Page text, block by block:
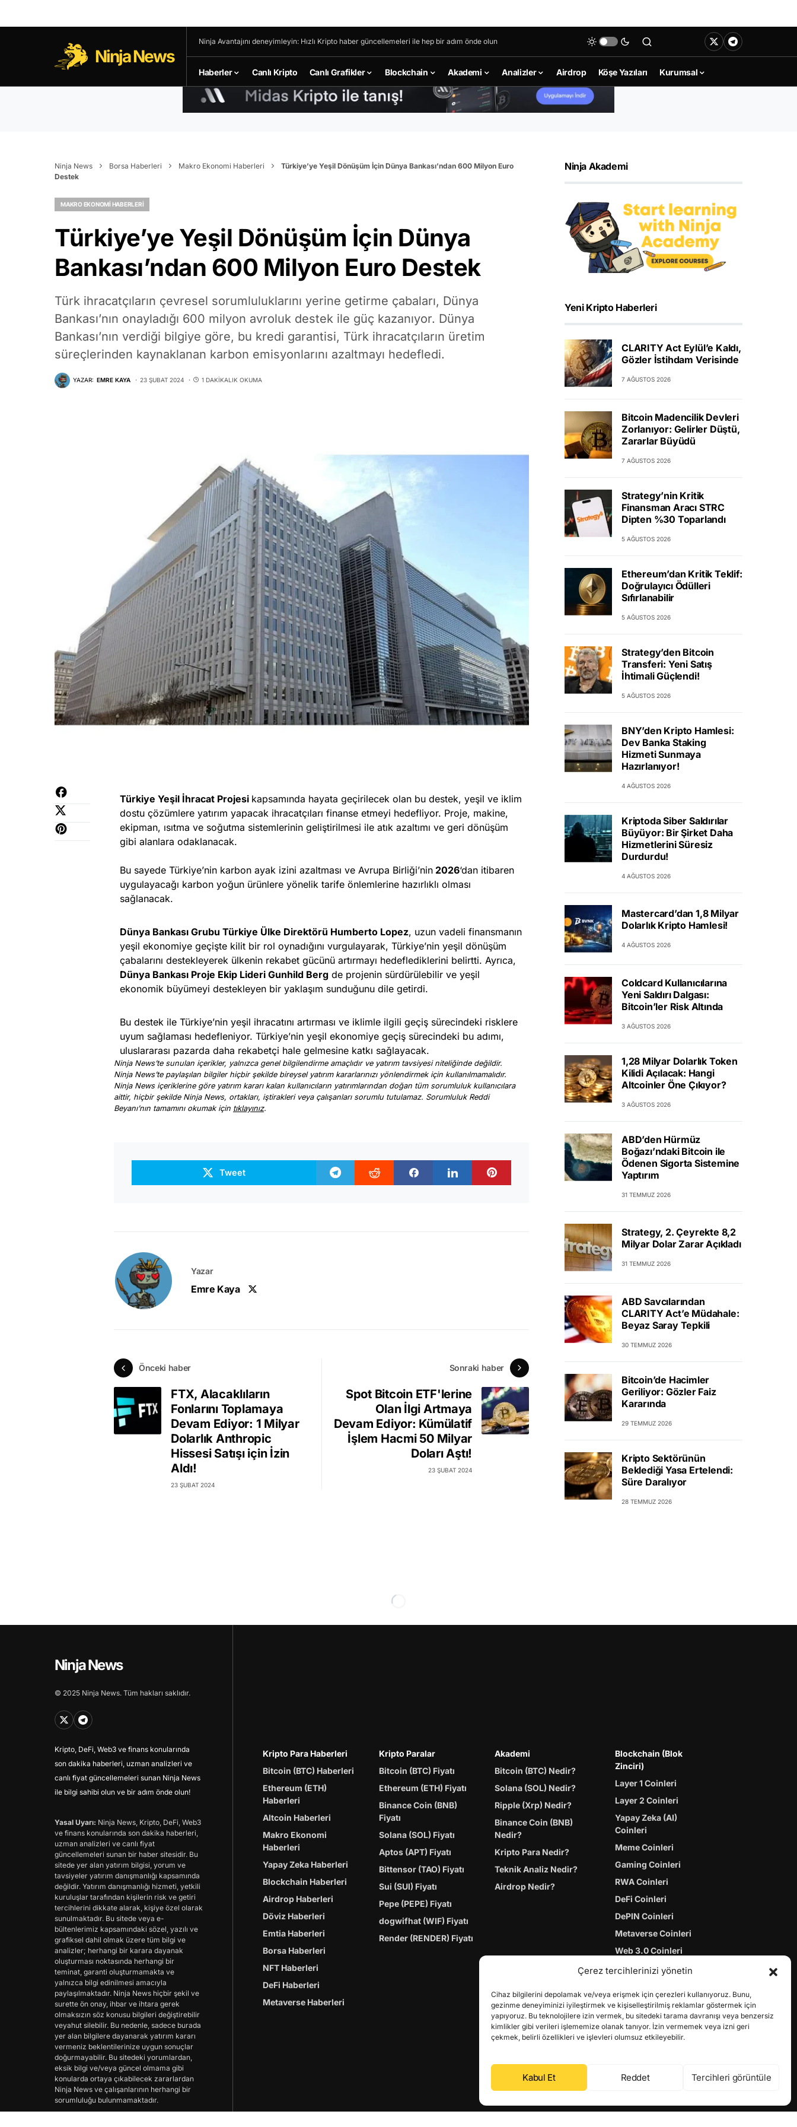
Çerez tercihlerinizi yönetin
Cihaz bilgilerini depolamak ve/veya erişmek için çerezleri kullanıyoruz. Bunu,
gezinme deneyiminizi iyileştirmek ve kişiselleştirilmiş reklamlar göstermek için
yapıyoruz. Bu teknolojilere izin vermek, bu sitedeki tarama davranışı veya benzersiz
kimlikler gibi verileri işlememize olanak tanıyor. İzin vermemek veya izni geri
çekmek, belirli özellikleri ve işlevleri olumsuz etkileyebilir.
Kabul Et Reddet Tercihleri görüntüle
Ninja News
Ninja Avantajını deneyimleyin: Hızlı Kripto haber güncellemeleri ile hep bir adım önde olun
Haberler Canlı Kripto Canlı Grafikler Blockchain Akademi Analizler Airdrop Köşe Yazıları Kurumsal
Ninja News Borsa Haberleri Makro Ekonomi Haberleri
Türkiye’ye Yeşil Dönüşüm İçin Dünya Bankası’ndan 600 Milyon Euro
Destek
MAKRO EKONOMI HABERLERI
Türkiye’ye Yeşil Dönüşüm İçin Dünya
Bankası’ndan 600 Milyon Euro Destek
Türk ihracatçıların çevresel sorumluluklarını yerine getirme çabaları, Dünya
Bankası’nın onayladığı 600 milyon avroluk destek ile güç kazanıyor. Dünya
Bankası’nın verdiği bilgiye göre, bu kredi garantisi, Türk ihracatçıların üretim
süreçlerinden kaynaklanan karbon emisyonlarını azaltmayı hedefledi.
YAZAR: EMRE KAYA 23 ŞUBAT 2024 1 DAKIKALIK OKUMA
Türkiye Yeşil İhracat Projesi kapsamında hayata geçirilecek olan bu destek, yeşil ve iklim
dostu çözümlere yatırım yapacak ihracatçıları finanse etmeyi hedefliyor. Proje, makine,
ekipman, ısıtma ve soğutma sistemlerinin geliştirilmesi ile atık azaltımı ve geri dönüşüm
gibi alanlara odaklanacak.
Bu sayede Türkiye’nin karbon ayak izini azaltması ve Avrupa Birliği’nin 2026‘dan itibaren
uygulayacağı karbon yoğun ürünlere yönelik tarife önlemlerine hazırlıklı olması
sağlanacak.
Dünya Bankası Grubu Türkiye Ülke Direktörü Humberto Lopez, uzun vadeli finansmanın
yeşil ekonomiye geçişte kilit bir rol oynadığını vurgulayarak, Türkiye’nin yeşil dönüşüm
çabalarını destekleyerek ülkenin rekabet gücünü artırmayı hedeflediklerini belirtti. Ayrıca,
Dünya Bankası Proje Ekip Lideri Gunhild Berg de projenin sürdürülebilir ve yeşil
ekonomik büyümeyi destekleyen bir yaklaşım sunduğunu dile getirdi.
Bu destek ile Türkiye’nin yeşil ihracatını artırması ve iklimle ilgili geçiş sürecindeki risklere
uyum sağlaması hedefleniyor. Türkiye’nin yeşil ekonomiye geçiş sürecindeki bu adımı,
uluslararası pazarda daha rekabetçi hale gelmesine katkı sağlayacak.
Ninja News’te sunulan içerikler, yalnızca genel bilgilendirme amaçlıdır ve yatırım tavsiyesi niteliğinde değildir.
Ninja News’te paylaşılan bilgiler hiçbir şekilde bireysel yatırım kararlarınızı yönlendirmek için kullanılmamalıdır.
Ninja News içeriklerine göre yatırım kararı kalan kullanıcıların yatırımlarından doğan tüm sorumluluk kullanıcılara
aittir, hiçbir şekilde Ninja News, ortakları, iştirakleri veya çalışanları sorumlu tutulamaz. Sorumluluk Reddi
Beyanı’nın tamamını okumak için tıklayınız.
Tweet
Yazar
Emre Kaya
Önceki haber
FTX, Alacaklıların
Fonlarını Toplamaya
Devam Ediyor: 1 Milyar
Dolarlık Anthropic
Hissesi Satışı için İzin
Aldı!
23 ŞUBAT 2024
Sonraki haber
Spot Bitcoin ETF'lerine
Olan İlgi Artmaya
Devam Ediyor: Kümülatif
İşlem Hacmi 50 Milyar
Doları Aştı!
23 ŞUBAT 2024
Ninja Akademi
Yeni Kripto Haberleri
CLARITY Act Eylül’e Kaldı,
Gözler İstihdam Verisinde
7 AĞUSTOS 2026
Bitcoin Madencilik Devleri
Zorlanıyor: Gelirler Düştü,
Zararlar Büyüdü
7 AĞUSTOS 2026
Strategy’nin Kritik
Finansman Aracı STRC
Dipten %30 Toparlandı
5 AĞUSTOS 2026
Ethereum’dan Kritik Teklif:
Doğrulayıcı Ödülleri
Sıfırlanabilir
5 AĞUSTOS 2026
Strategy’den Bitcoin
Transferi: Yeni Satış
İhtimali Güçlendi!
5 AĞUSTOS 2026
BNY’den Kripto Hamlesi:
Dev Banka Staking
Hizmeti Sunmaya
Hazırlanıyor!
4 AĞUSTOS 2026
Kriptoda Siber Saldırılar
Büyüyor: Bir Şirket Daha
Hizmetlerini Süresiz
Durdurdu!
4 AĞUSTOS 2026
Mastercard’dan 1,8 Milyar
Dolarlık Kripto Hamlesi!
4 AĞUSTOS 2026
Coldcard Kullanıcılarına
Yeni Saldırı Dalgası:
Bitcoin’ler Risk Altında
3 AĞUSTOS 2026
1,28 Milyar Dolarlık Token
Kilidi Açılacak: Hangi
Altcoinler Öne Çıkıyor?
3 AĞUSTOS 2026
ABD’den Hürmüz
Boğazı’ndaki Bitcoin ile
Ödenen Sigorta Sistemine
Yaptırım
31 TEMMUZ 2026
Strategy, 2. Çeyrekte 8,2
Milyar Dolar Zarar Açıkladı
31 TEMMUZ 2026
ABD Savcılarından
CLARITY Act’e Müdahale:
Beyaz Saray Tepkili
30 TEMMUZ 2026
Bitcoin’de Hacimler
Geriliyor: Gözler Faiz
Kararında
29 TEMMUZ 2026
Kripto Sektörünün
Beklediği Yasa Ertelendi:
Süre Daralıyor
28 TEMMUZ 2026
Ninja News
© 2025 Ninja News. Tüm hakları saklıdır.
Kripto, DeFi, Web3 ve finans konularında
son dakika haberleri, uzman analizleri ve
canlı fiyat güncellemeleri sunan Ninja News
ile bilgi sahibi olun ve bir adım önde olun!
Yasal Uyarı: Ninja News, Kripto, DeFi, Web3
ve finans konularında son dakika haberleri,
uzman analizleri ve canlı fiyat
güncellemeleri sunan bir haber sitesidir. Bu
sitede yer alan yatırım bilgisi, yorum ve
tavsiyeler yatırım danışmanlığı kapsamında
değildir. Yatırım danışmanlığı hizmeti, yetkili
kuruluşlar tarafından kişilerin risk ve getiri
tercihlerini dikkate alarak, kişiye özel olarak
sunulmaktadır. Bu sitede veya e-
bültenlerimiz kapsamındaki sözel, yazılı ve
grafiksel dahil olmak üzere tüm bilgi ve
analizler; herhangi bir karara dayanak
oluşturması noktasında herhangi bir
teminat, garanti oluşturmamakta ve
yalnızca bilgi edinilmesi amacıyla
paylaşılmaktadır. Ninja News hiçbir şekil ve
surette ön onay, ihbar ve ihtara gerek
olmaksızın söz konusu bilgileri değiştirebilir
veyahut silebilir. Bu nedenle, sadece burada
yer alan bilgilere dayanarak yatırım kararı
vermeniz beklentilerinize uygun sonuçlar
doğurmayabilir. Bu sitedeki yorumlardan,
eksik bilgi ve/veya güncel olmama gibi
konularda ortaya çıkabilecek zararlardan
Ninja News ve çalışanlarının herhangi bir
sorumluluğu bulunmamaktadır.
Kripto Para Haberleri
Bitcoin (BTC) Haberleri
Ethereum (ETH)
Haberleri
Altcoin Haberleri
Makro Ekonomi
Haberleri
Yapay Zeka Haberleri
Blockchain Haberleri
Airdrop Haberleri
Döviz Haberleri
Emtia Haberleri
Borsa Haberleri
NFT Haberleri
DeFi Haberleri
Metaverse Haberleri
Kripto Paralar
Bitcoin (BTC) Fiyatı
Ethereum (ETH) Fiyatı
Binance Coin (BNB)
Fiyatı
Solana (SOL) Fiyatı
Aptos (APT) Fiyatı
Bittensor (TAO) Fiyatı
Sui (SUI) Fiyatı
Pepe (PEPE) Fiyatı
dogwifhat (WIF) Fiyatı
Render (RENDER) Fiyatı
Akademi
Bitcoin (BTC) Nedir?
Solana (SOL) Nedir?
Ripple (Xrp) Nedir?
Binance Coin (BNB)
Nedir?
Kripto Para Nedir?
Teknik Analiz Nedir?
Airdrop Nedir?
Blockchain (Blok
Zinciri)
Layer 1 Coinleri
Layer 2 Coinleri
Yapay Zeka (AI)
Coinleri
Meme Coinleri
Gaming Coinleri
RWA Coinleri
DeFi Coinleri
DePIN Coinleri
Metaverse Coinleri
Web 3.0 Coinleri
Coin Türevleri